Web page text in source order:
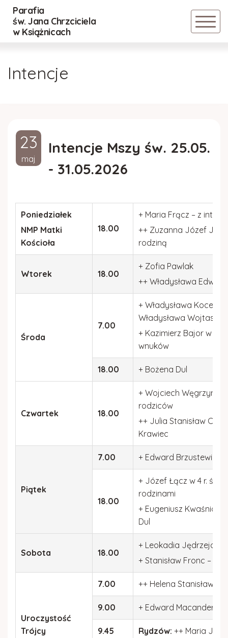
Parafia
św. Jana Chrzciciela
w Książnicach
Powrót
Duszpasterze
Rada parafialna
Standardy Ochrony Małoletnich
POMIĘDZY DZIEĆMI
Gazetka parafialna
Powrót
Lektorzy
DSM
Róże Różańcowe
Powrót
Cmentarz Nowy
Intencje
23
maj
Intencje Mszy św. 25.05.
- 31.05.2026
Poniedziałek
NMP Matki
Kościoła
18.00
+ Maria Frącz – z int.
++ Zuzanna Józef
rodziną
Wtorek 18.00
+ Zofia Pawlak
++ Władysława
Środa
7.00
+ Władysława
Władysława Wojtaszek
+ Kazimierz Bajor w 30
wnuków
18.00 + Bożena Dul
Czwartek 18.00
+ Wojciech Węgrzyn w
rodziców
++ Julia Stanisław
Krawiec
Piątek
7.00 + Edward Brzustewicz
18.00
+ Józef Łącz w 4 r.
rodzinami
+ Eugeniusz
Dul
Sobota 18.00
+ Leokadia
+ Stanisław Fronc – z
Uroczystość
Trójcy
7.00 ++ Helena Stanisław
9.00 + Edward Macander w
9.45 Rydzów: ++ Maria Jan